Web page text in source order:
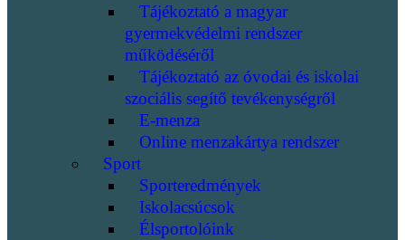
Tájékoztató a magyar
gyermekvédelmi rendszer
működéséről
Tájékoztató az óvodai és iskolai
szociális segítő tevékenységről
E-menza
Online menzakártya rendszer
Sport
Sporteredmények
Iskolacsúcsok
Élsportolóink